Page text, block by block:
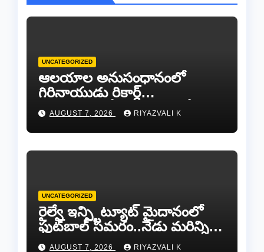
UNCATEGORIZED
ఆలయాల అనుసంధానంలో
గిరినాయుడు రికార్డ్
దారినేర్పరి..రోడ్డు నిర్మాణంతో పాటు
గోవుల సంరక్షణకు ప్రాణప్రతిష్ఠ!..
AUGUST 7, 2026 RIYAZVALI K
UNCATEGORIZED
రైల్వే ఇన్స్టిట్యూట్ మైదానంలో
ఫుట్‌బాల్ సమరం..నేడు మరిన్ని
జట్లు సిద్ధం!.
AUGUST 7, 2026 RIYAZVALI K